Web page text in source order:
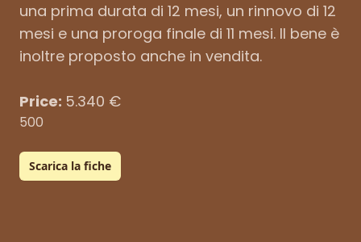
una prima durata di 12 mesi, un rinnovo di 12
mesi e una proroga finale di 11 mesi. Il bene è
inoltre proposto anche in vendita.
Price: 5.340 €
500
Scarica la fiche